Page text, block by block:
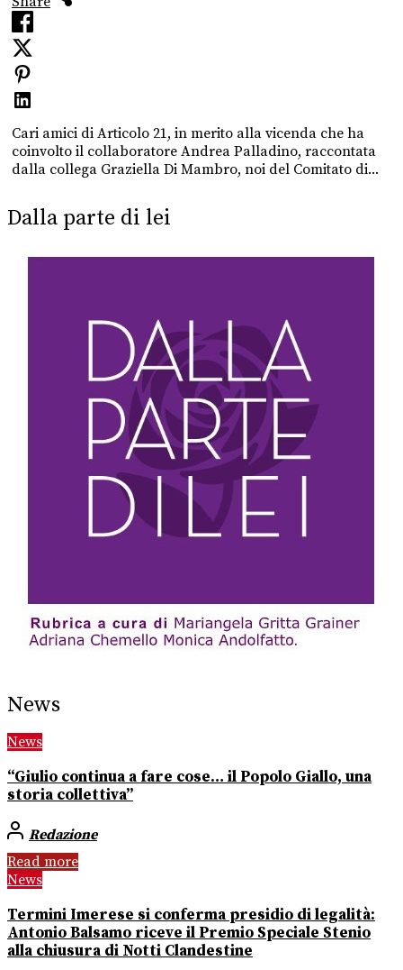
Cari amici di Articolo 21, in merito alla vicenda che ha
coinvolto il collaboratore Andrea Palladino, raccontata
dalla collega Graziella Di Mambro, noi del Comitato di...
Dalla parte di lei
News
News
“Giulio continua a fare cose… il Popolo Giallo, una
storia collettiva”
Redazione
Read more
News
Termini Imerese si conferma presidio di legalità:
Antonio Balsamo riceve il Premio Speciale Stenio
alla chiusura di Notti Clandestine